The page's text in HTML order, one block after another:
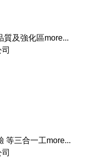
質及強化區more...
等三合一工more...